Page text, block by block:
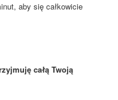
aby się całkowicie
całą Twoją